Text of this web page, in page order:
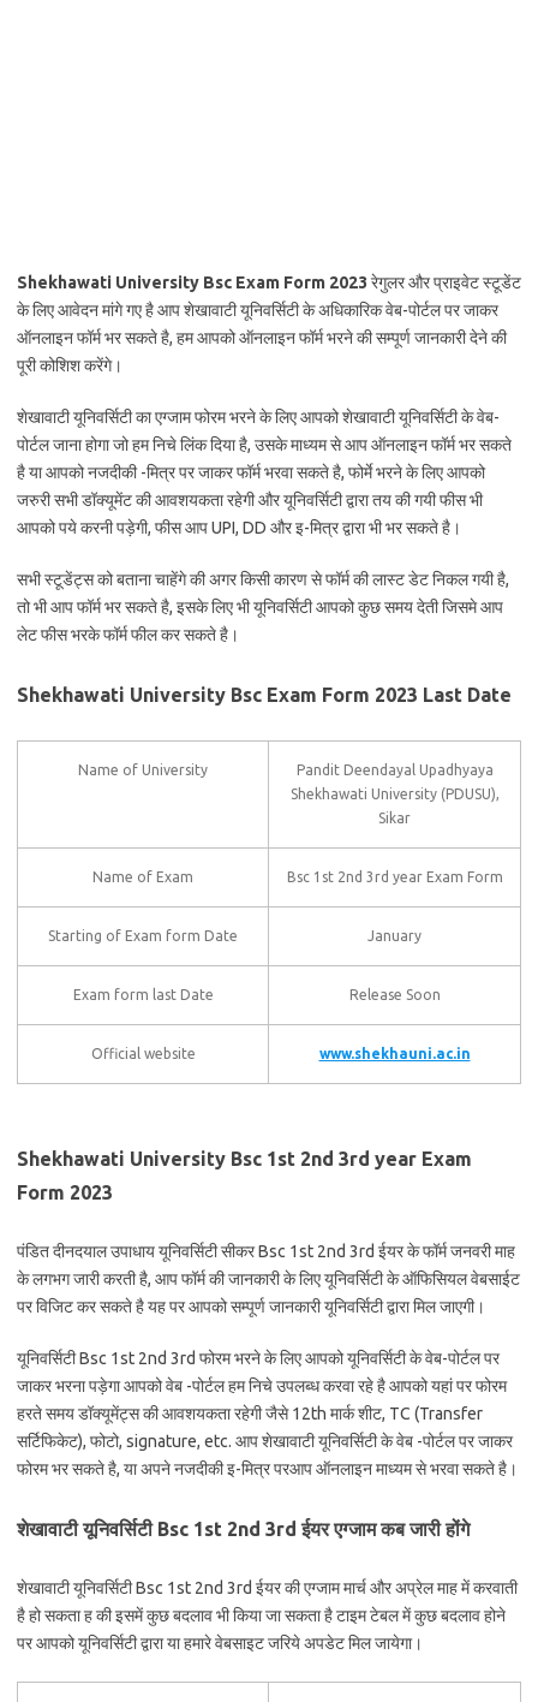
Shekhawati University Bsc Exam Form 2023 रेगुलर और प्राइवेट स्टूडेंट
के लिए आवेदन मांगे गए है आप शेखावाटी यूनिवर्सिटी के अधिकारिक वेब-पोर्टल पर जाकर
ऑनलाइन फॉर्म भर सकते है, हम आपको ऑनलाइन फॉर्म भरने की सम्पूर्ण जानकारी देने की
पूरी कोशिश करेंगे।
शेखावाटी यूनिवर्सिटी का एग्जाम फोरम भरने के लिए आपको शेखावाटी यूनिवर्सिटी के वेब-
पोर्टल जाना होगा जो हम निचे लिंक दिया है, उसके माध्यम से आप ऑनलाइन फॉर्म भर सकते
है या आपको नजदीकी -मित्र पर जाकर फॉर्म भरवा सकते है, फोर्मे भरने के लिए आपको
जरुरी सभी डॉक्यूमेंट की आवशयकता रहेगी और यूनिवर्सिटी द्वारा तय की गयी फीस भी
आपको पये करनी पड़ेगी, फीस आप UPI, DD और इ-मित्र द्वारा भी भर सकते है।
सभी स्टूडेंट्स को बताना चाहेंगे की अगर किसी कारण से फॉर्म की लास्ट डेट निकल गयी है,
तो भी आप फॉर्म भर सकते है, इसके लिए भी यूनिवर्सिटी आपको कुछ समय देती जिसमे आप
लेट फीस भरके फॉर्म फील कर सकते है।
Shekhawati University Bsc Exam Form 2023 Last Date
Name of University
Pandit Deendayal Upadhyaya
Shekhawati University (PDUSU),
Sikar
Name of Exam Bsc 1st 2nd 3rd year Exam Form
Starting of Exam form Date January
Exam form last Date Release Soon
Official website www.shekhauni.ac.in
Shekhawati University Bsc 1st 2nd 3rd year Exam
Form 2023
पंडित दीनदयाल उपाधाय यूनिवर्सिटी सीकर Bsc 1st 2nd 3rd ईयर के फॉर्म जनवरी माह
के लगभग जारी करती है, आप फॉर्म की जानकारी के लिए यूनिवर्सिटी के ऑफिसियल वेबसाईट
पर विजिट कर सकते है यह पर आपको सम्पूर्ण जानकारी यूनिवर्सिटी द्वारा मिल जाएगी।
यूनिवर्सिटी Bsc 1st 2nd 3rd फोरम भरने के लिए आपको यूनिवर्सिटी के वेब-पोर्टल पर
जाकर भरना पड़ेगा आपको वेब -पोर्टल हम निचे उपलब्ध करवा रहे है आपको यहां पर फोरम
हरते समय डॉक्यूमेंट्स की आवशयकता रहेगी जैसे 12th मार्क शीट, TC (Transfer
सर्टिफिकेट), फोटो, signature, etc. आप शेखावाटी यूनिवर्सिटी के वेब -पोर्टल पर जाकर
फोरम भर सकते है, या अपने नजदीकी इ-मित्र परआप ऑनलाइन माध्यम से भरवा सकते है।
शेखावाटी यूनिवर्सिटी Bsc 1st 2nd 3rd ईयर एग्जाम कब जारी होंगे
शेखावाटी यूनिवर्सिटी Bsc 1st 2nd 3rd ईयर की एग्जाम मार्च और अप्रेल माह में करवाती
है हो सकता ह की इसमें कुछ बदलाव भी किया जा सकता है टाइम टेबल में कुछ बदलाव होने
पर आपको यूनिवर्सिटी द्वारा या हमारे वेबसाइट जरिये अपडेट मिल जायेगा।